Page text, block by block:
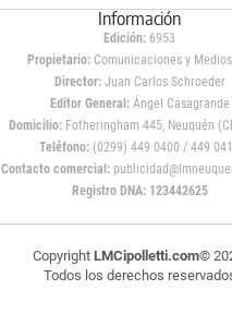
Información
Edición: 6953
Propietario:Comunicaciones y
Director: Juan Carlos Schroeder
Editor General:Ángel Casagrande
Domicilio:Fotheringham 445, Neuquén
Teléfono: (0299) 449 0400 / 449
Contacto comercial:
Registro DNA: 123442625
Copyright LMCipolletti.com©
Todos los derechos